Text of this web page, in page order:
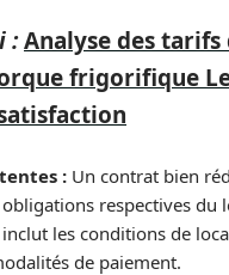
:Analyse des
frigorifique
: Un contrat bien
respectives du
les conditions de
de paiement.